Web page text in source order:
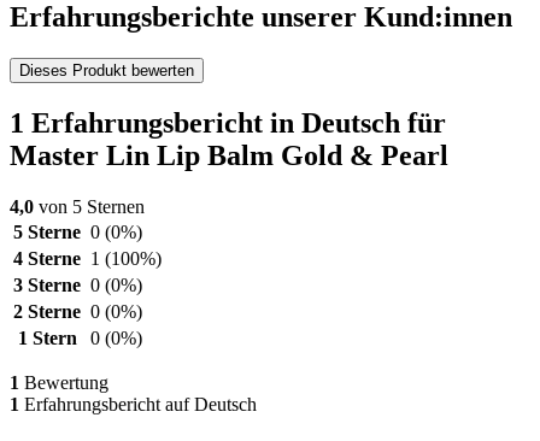
Erfahrungsberichte unserer Kund:innen
Dieses Produkt bewerten
1 Erfahrungsbericht in Deutsch für
Master Lin Lip Balm Gold & Pearl
4,0 von 5 Sternen
5 Sterne 0 (0%)
4 Sterne 1 (100%)
3 Sterne 0 (0%)
2 Sterne 0 (0%)
1 Stern
0 (0%)
1 Bewertung
1 Erfahrungsbericht auf Deutsch